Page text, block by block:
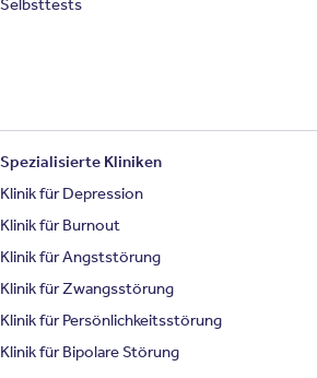
Selbsttests
Spezialisierte Kliniken
Klinik für Depression
Klinik für Burnout
Klinik für Angststörung
Klinik für Zwangsstörung
Klinik für Persönlichkeitsstörung
Klinik für Bipolare Störung